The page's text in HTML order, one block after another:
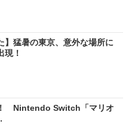
】猛暑の東京、意外な場所に
現！
Nintendo Switch「マリオ